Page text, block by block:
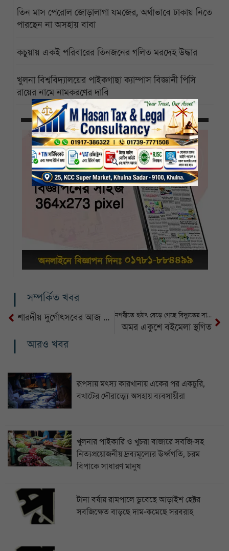
তিন মাস পেরোল জোড়ালাগা যমজের, অর্থাভাবে ঢাকায় নিতে
পারছেন না অসহায় বাবা
কচুয়ায় একই পরিবারের তিনজনের গলিত মরদেহ উদ্ধার
খুলনা বিশ্ববিদ্যালয়ের পাইকগাছা ক্যাম্পাস বিজ্ঞানী পিসি
রায়ের নামে নামকরণের দাবি
সম্পর্কিত খবর
শারদীয় দুর্গোৎসবের আজ মহাসপ্তমী নগরীতে হঠাৎ বেড়ে গেছে বিদ্যুতের সার্ভিস তার চুরি
অমর একুশে বইমেলা স্থগিত
আরও খবর
রূপসায় মৎস্য কারখানায় একের পর একচুরি,
বখাটের দৌরাত্ম্যে অসহায় ব্যবসায়ীরা
খুলনার পাইকারি ও খুচরা বাজারে সবজি-সহ
নিত্যপ্রয়োজনীয় দ্রব্যমূল্যের ঊর্ধ্বগতি, চরম
বিপাকে সাধারণ মানুষ
টানা বর্ষায় রামপালে ডুবেছে আড়াইশ হেক্টর
সবজিক্ষেত বাড়ছে দাম-কমেছে সরবরাহ